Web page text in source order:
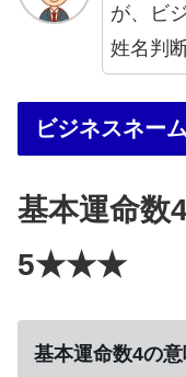
が、ビ
姓名判
ビジネスネー
基本運命
5★★★
基本運命数4の